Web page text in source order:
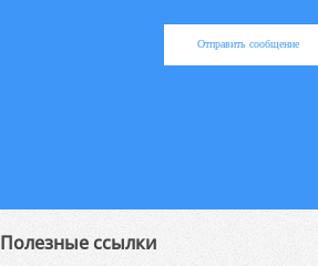
Отправить сообщение
Полезные ссылки